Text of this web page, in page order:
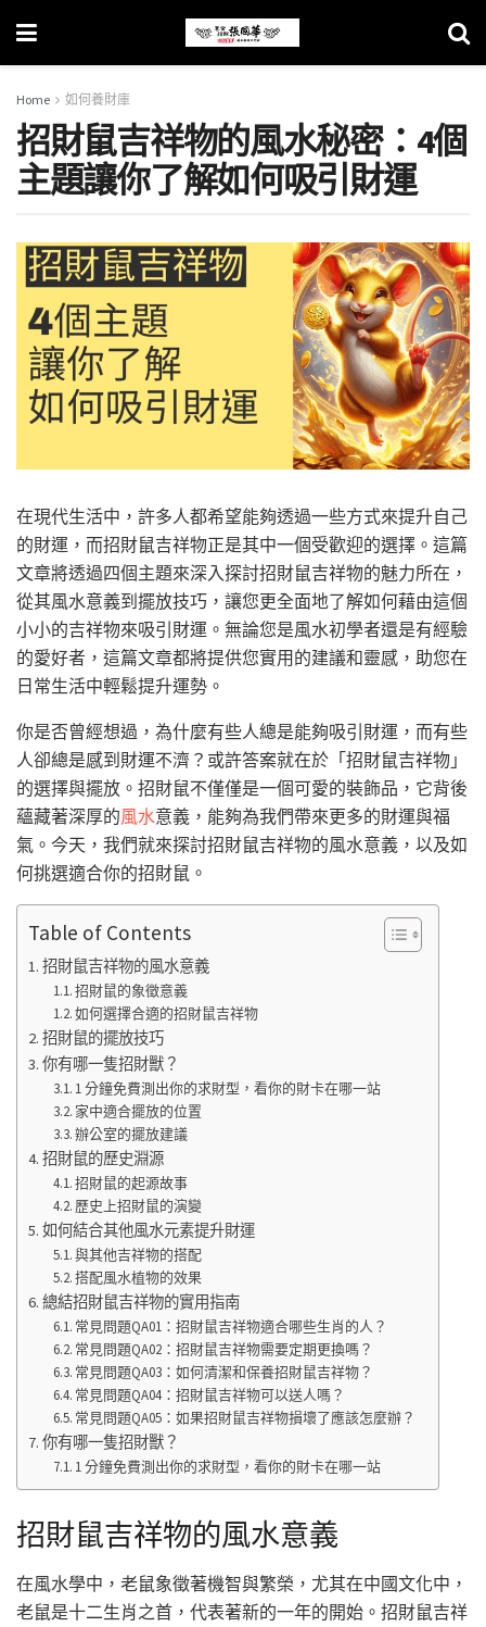
Home 如何養財庫
招財鼠吉祥物的風水秘密：4個
主題讓你了解如何吸引財運
在現代生活中，許多人都希望能夠透過一些方式來提升自己
的財運，而招財鼠吉祥物正是其中一個受歡迎的選擇。這篇
文章將透過四個主題來深入探討招財鼠吉祥物的魅力所在，
從其風水意義到擺放技巧，讓您更全面地了解如何藉由這個
小小的吉祥物來吸引財運。無論您是風水初學者還是有經驗
的愛好者，這篇文章都將提供您實用的建議和靈感，助您在
日常生活中輕鬆提升運勢。
你是否曾經想過，為什麼有些人總是能夠吸引財運，而有些
人卻總是感到財運不濟？或許答案就在於「招財鼠吉祥物」
的選擇與擺放。招財鼠不僅僅是一個可愛的裝飾品，它背後
蘊藏著深厚的風水意義，能夠為我們帶來更多的財運與福
氣。今天，我們就來探討招財鼠吉祥物的風水意義，以及如
何挑選適合你的招財鼠。
Table of Contents
招財鼠吉祥物的風水意義
招財鼠的象徵意義
如何選擇合適的招財鼠吉祥物
招財鼠的擺放技巧
你有哪一隻招財獸？
1 分鐘免費測出你的求財型，看你的財卡在哪一站
家中適合擺放的位置
辦公室的擺放建議
招財鼠的歷史淵源
招財鼠的起源故事
歷史上招財鼠的演變
如何結合其他風水元素提升財運
與其他吉祥物的搭配
搭配風水植物的效果
總結招財鼠吉祥物的實用指南
常見問題QA01：招財鼠吉祥物適合哪些生肖的人？
常見問題QA02：招財鼠吉祥物需要定期更換嗎？
常見問題QA03：如何清潔和保養招財鼠吉祥物？
常見問題QA04：招財鼠吉祥物可以送人嗎？
常見問題QA05：如果招財鼠吉祥物損壞了應該怎麼辦？
你有哪一隻招財獸？
1 分鐘免費測出你的求財型，看你的財卡在哪一站
招財鼠吉祥物的風水意義
在風水學中，老鼠象徵著機智與繁榮，尤其在中國文化中，
老鼠是十二生肖之首，代表著新的一年的開始。招財鼠吉祥